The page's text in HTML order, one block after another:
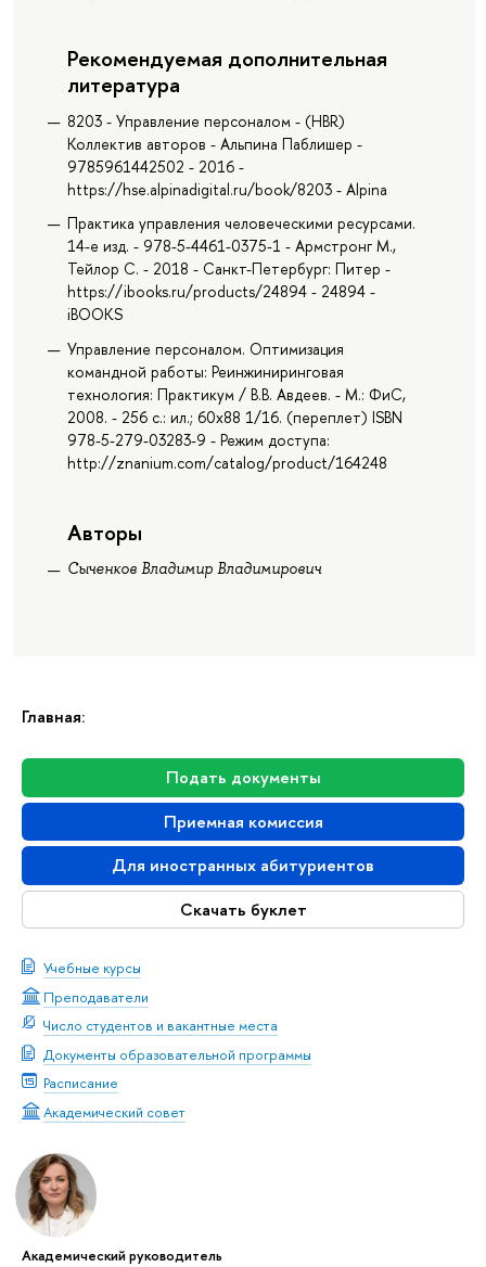
Главная:
Подать документы
Приемная комиссия
Для иностранных абитуриентов
Скачать буклет
Учебные курсы
Преподаватели
Число студентов и вакантные места
Документы образовательной программы
Расписание
Академический совет
Академический руководитель
Рекомендуемая дополнительная
литература
8203 - Управление персоналом - (HBR)
Коллектив авторов - Альпина Паблишер -
9785961442502 - 2016 -
https://hse.alpinadigital.ru/book/8203 - Alpina
Практика управления человеческими ресурсами.
14-е изд. - 978-5-4461-0375-1 - Армстронг М.,
Тейлор С. - 2018 - Санкт-Петербург: Питер -
https://ibooks.ru/products/24894 - 24894 -
iBOOKS
Управление персоналом. Оптимизация
командной работы: Реинжиниринговая
технология: Практикум / В.В. Авдеев. - М.: ФиС,
2008. - 256 с.: ил.; 60x88 1/16. (переплет) ISBN
978-5-279-03283-9 - Режим доступа:
http://znanium.com/catalog/product/164248
Авторы
Сыченков Владимир Владимирович